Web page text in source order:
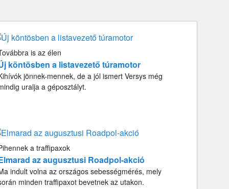
is az élen
köntösben a listavezető túramotor
jönnek-mennek, de a jól ismert Versys még
uralja a géposztályt.
a traffipaxok
az augusztusi Roadpol-akció
indult volna az országos sebességmérés, mely
minden traffipaxot bevetnek az utakon.